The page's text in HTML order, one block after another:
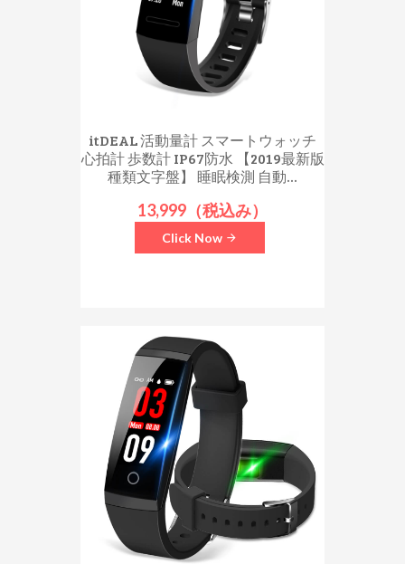
itDEAL 活動量計 スマートウォッチ
心拍計 歩数計 IP67防水 【2019最新版
種類文字盤】 睡眠検測 自動...
13,999（税込み）
Click Now